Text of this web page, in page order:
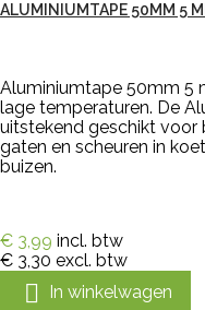
ALUMINIUMTAPE 50MM 5
Aluminiumtape 50mm 5
lage temperaturen. De
uitstekend geschikt voor
gaten en scheuren in
buizen.
€ 3,99 incl. btw
€ 3,30 excl. btw
 In winkelwagen